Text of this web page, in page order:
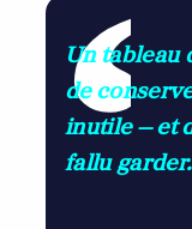
Un tableau
de
inutile — et
fallu garder.